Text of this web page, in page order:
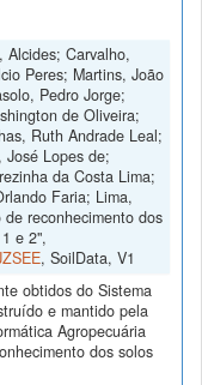
Alcides; Carvalho,
Peres; Martins, João
Pedro Jorge;
de Oliveira;
Ruth Andrade Leal;
José Lopes de;
da Costa Lima;
Faria; Lima,
reconhecimento dos
e 2",
, SoilData, V1
obtidos do Sistema
e mantido pela
Agropecuária
dos solos